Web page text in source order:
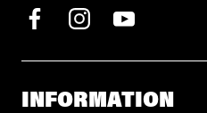
INFORMATION